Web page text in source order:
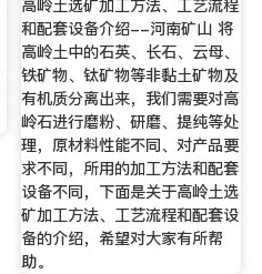
高岭土选矿加工方法、工艺流程
和配套设备介绍--河南矿山 将
高岭土中的石英、长石、云母、
铁矿物、钛矿物等非黏土矿物及
有机质分离出来，我们需要对高
岭石进行磨粉、研磨、提纯等处
理，原材料性能不同、对产品要
求不同，所用的加工方法和配套
设备不同，下面是关于高岭土选
矿加工方法、工艺流程和配套设
备的介绍，希望对大家有所帮
助。